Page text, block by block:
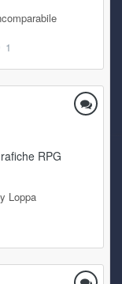
1
RPG
Loppa